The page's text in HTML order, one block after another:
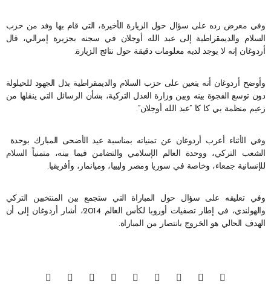
وفي معرض رده على سؤال حول الزيارة الأخيرة، التي قام بها وفد من حزب
السلام والديمقراطية إلى عبد الله أوجلان في سجنه بجزيرة إمرالي، قال
أردوغان إنه لا يوجد لديه معلومات دقيقة حول نتائج الزيارة.
وأوضح أردوغان أنه يتعين على حزب السلام والديمقراطية بذل الجهود للحيلولة
دون توسع الفجوة بينه وبين وزارة العدل التركية، بشأن الرسائل التي ينقلها من
زعيم منظمة بي كا كا ”عبد الله أوجلان”.
وفي الأثناء أعرب أردوغان عن تمنياته بمناسبة عيد الأضحى المبارك بوحدة
الشعب التركي، ووحدة العالم الإسلامي والتضامن فيما بينه، متمنياً السلام
للإنسانية جمعاء، وخاصة في سوريا ومصر وليبيا، وميانمار، وأفريقيا.
وفي تعليقه على سؤال حول المباراة التي ستجمع بين المنتخبين التركي
والهولندي، في إطار تصفيات أوروبا لكأس العالم 2014، أشار أردوغان إلى أن
الهدف الحالي هو الخروج بانتصار من المباراة.